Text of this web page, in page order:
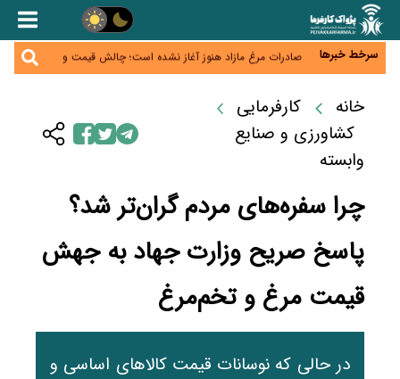
سرخط خبرها
اجاره‌بها از سقف قانونی عبور کرد؛ مجلس خواستار برخورد
نرخ سود بانکی در دوراهی تورم و رکود؛ بورس در انتظار
تصمیم سیاست‌گذار
صادرات مرغ مازاد هنوز آغاز نشده است؛ چالش قیمت و
سیاست‌های ناپایدار در بازار جهانی
استاندارد به شایعات فضای مجازی
نسخه قطعه‌سازان برای سایپا؛ خروج دولت از مدیریت
پیش از واگذاری
خانه
کارفرمایی
کشاورزی و صنایع
وابسته
چرا سفره‌های مردم گران‌تر شد؟
پاسخ صریح وزارت جهاد به جهش
قیمت مرغ و تخم‌مرغ
در حالی که نوسانات قیمت کالاهای اساسی و